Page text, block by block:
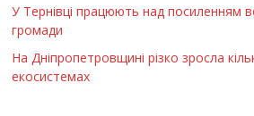
У Тернівці працюють над посиленням
громади
На Дніпропетровщині різко зросла
екосистемах